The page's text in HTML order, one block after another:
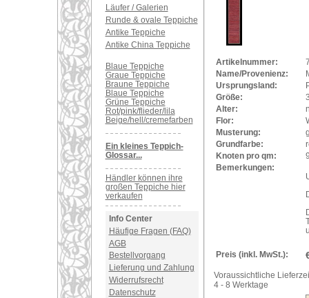
Läufer / Galerien
Runde & ovale Teppiche
Antike Teppiche
Antike China Teppiche
Blaue Teppiche
Graue Teppiche
Braune Teppiche
Blaue Teppiche
Grüne Teppiche
Rot/pink/flieder/lila
Beige/hell/cremefarben
Ein kleines Teppich-
Glossar...
Händler können ihre
großen Teppiche hier
verkaufen
Info Center
Häufige Fragen (FAQ)
AGB
Bestellvorgang
Lieferung und Zahlung
Widerrufsrecht
Datenschutz
Artikelnummer:
Name/Provenienz:
Ursprungsland:
Größe:
Alter:
Flor:
Musterung:
Grundfarbe:
Knoten pro qm:
Bemerkungen:
Preis (inkl. MwSt.):
Voraussichtliche
4 - 8 Werktage